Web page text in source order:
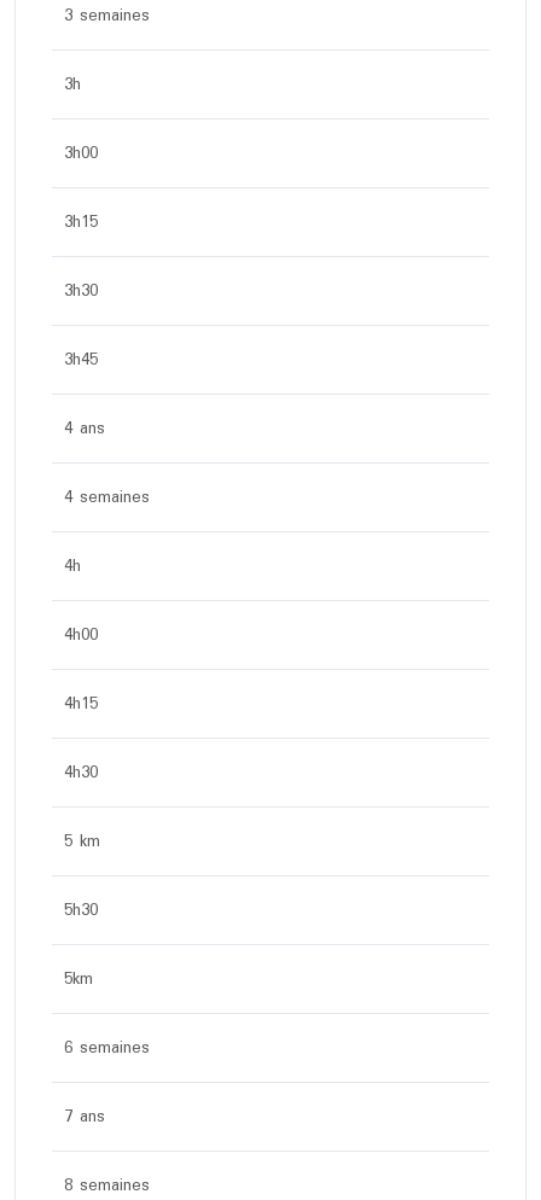
3 semaines
3h
3h00
3h15
3h30
3h45
4 ans
4 semaines
4h
4h00
4h15
4h30
5 km
5h30
5km
6 semaines
7 ans
8 semaines